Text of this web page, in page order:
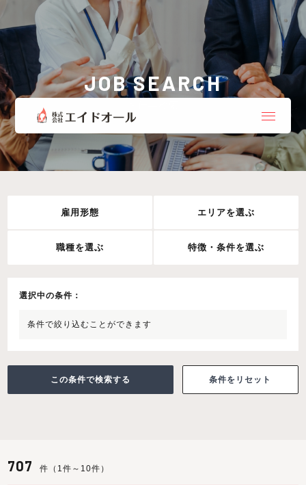
JOB SEARCH
雇用形態 エリアを選ぶ
職種を選ぶ 特徴・条件を選ぶ
選択中の条件：
条件で絞り込むことができます
条件をリセット
707 件（1件～10件）